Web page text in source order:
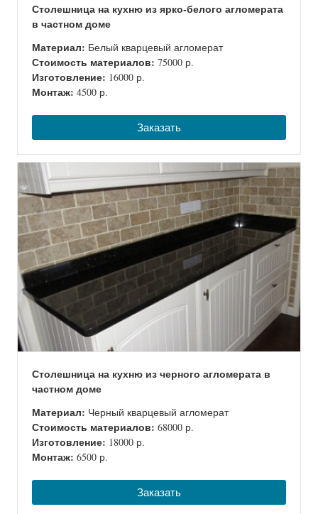
Столешница на кухню из ярко-белого агломерата
в частном доме
Материал: Белый кварцевый агломерат
Стоимость материалов: 75000 р.
Изготовление: 16000 р.
Монтаж: 4500 р.
Заказать
Столешница на кухню из черного агломерата в
частном доме
Материал: Черный кварцевый агломерат
Стоимость материалов: 68000 р.
Изготовление: 18000 р.
Монтаж: 6500 р.
Заказать